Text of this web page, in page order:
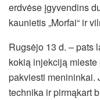
erdvėse įgyvendins
kaunietis „Morfai“ ir
Rugsėjo 13 d. – pats
kokią injekciją
pakviesti menininkai.
technika ir pirmąkart